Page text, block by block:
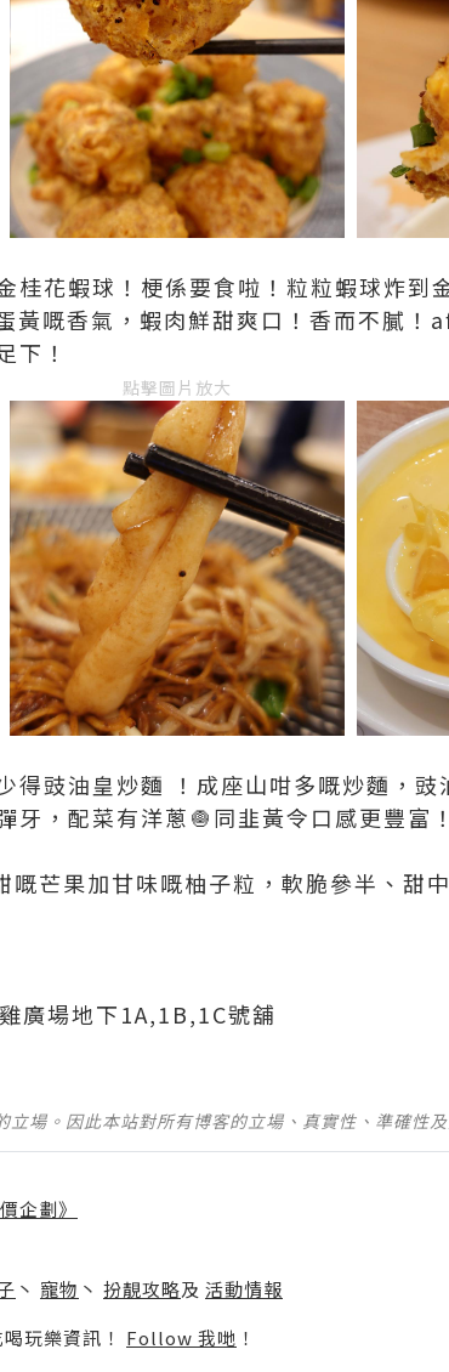
桂花蝦球！梗係要食啦！粒粒蝦球炸到
黃嘅香氣，蝦肉鮮甜爽口！香而不膩
下！
點擊圖片放大
得豉油皇炒麵 ！成座山咁多嘅炒麵，
牙，配菜有洋蔥🧅同韭黃令口感更豐富
芒果加甘味嘅柚子粒，軟脆參半、甜
廣場地下1A,1B,1C號舖
場。因此本站對所有博客的立場、真實性、準確性
企劃》
丶 寵物 丶 扮靚攻略及 活動情報
玩樂資訊！ Follow 我哋 ！